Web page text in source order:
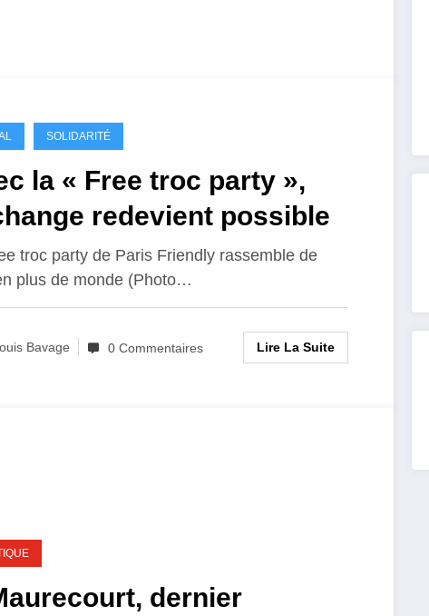
SOLIDARITÉ
la « Free troc party »,
redevient possible
troc party de Paris Friendly rassemble de
plus de monde (Photo…
Bavage 0 Commentaires Lire La Suite
dernier